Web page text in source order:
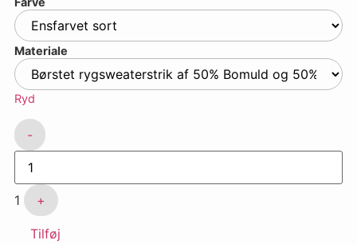
Materiale
Ryd
Quantity
-
1 +
Tilføj